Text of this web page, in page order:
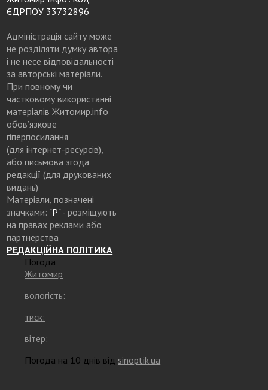
ЄДРПОУ 33732896
Адміністрація сайту може
не розділяти думку автора
і не несе відповідальності
за авторські матеріали.
При повному чи
частковому використанні
матеріалів Житомир.info
обов’язкове
гіперпосилання
(для інтернет-ресурсів),
або письмова згода
редакції (для друкованих
видань)
Матеріали, позначені
значками: "Р"- розміщують
на правах реклами або
партнерства
РЕДАКЦІЙНА ПОЛІТИКА
Погода
Житомир
вологість:
тиск:
вітер:
Погода на 10 днів від sinoptik.ua